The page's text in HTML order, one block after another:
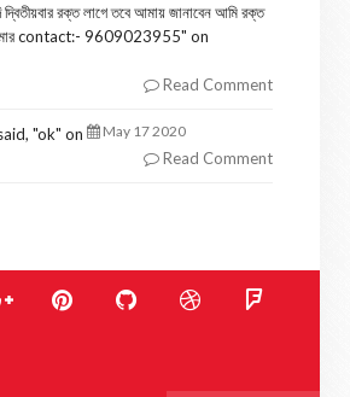
দ্বিতীয়বার রক্ত লাগে তবে আমায় জানাবেন আমি রক্ত
contact:- 9609023955" on
Read Comment
"ok" on May 17 2020
Read Comment